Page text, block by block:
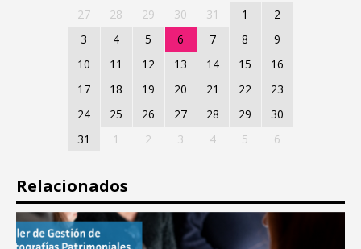
27 28 29 30 31 1
2
3
4 5 6 7 8
9
10
11 12 13 14 15
16
17
18 19 20 21 22
23
24
25 26 27 28 29
30
31
1 2 3 4 5 6
Relacionados